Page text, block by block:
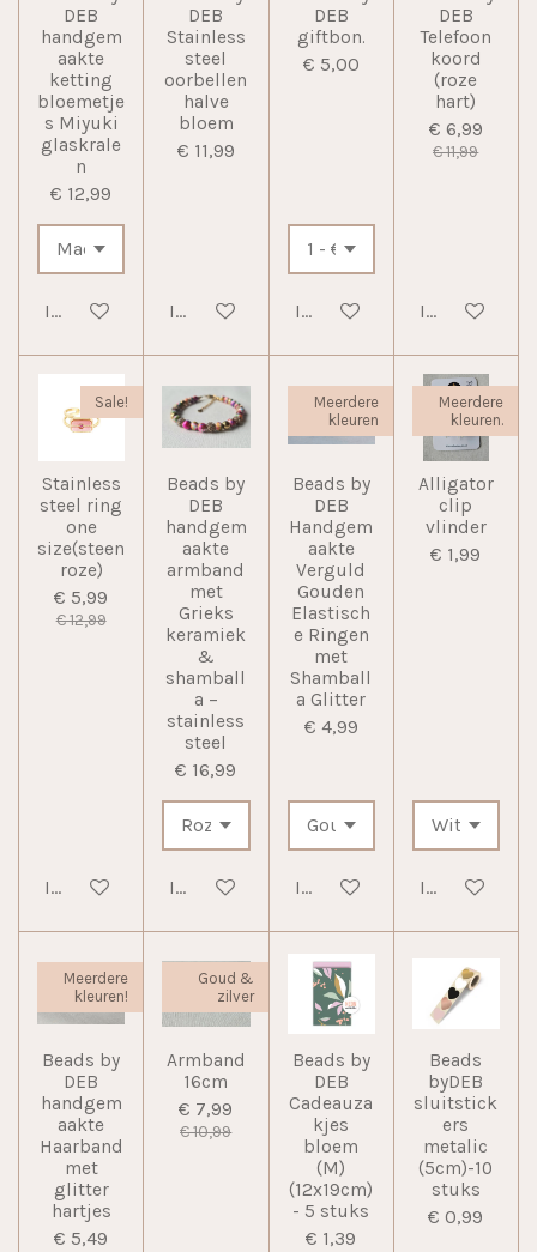
DEB
handgem
aakte
ketting
bloemetje
s Miyuki
glaskrale
n
€ 12,99
In winkelwagen
DEB
Stainless
steel
oorbellen
halve
bloem
€ 11,99
In winkelwagen
DEB
giftbon.
€ 5,00
In winkelwagen
DEB
Telefoon
koord
(roze
hart)
€ 6,99
€ 11,99
In
Sale!
Stainless
steel ring
one
size(steen
roze)
€ 5,99
€ 12,99
In winkelwagen
Beads by
DEB
handgem
aakte
armband
met
Grieks
keramiek
&
shamball
a –
stainless
steel
€ 16,99
In winkelwagen
Meerdere
kleuren
Beads by
DEB
Handgem
aakte
Verguld
Gouden
Elastisch
e Ringen
met
Shamball
a Glitter
€ 4,99
In winkelwagen
Meerdere
kleuren.
Alligator
clip
vlinder
€ 1,99
In
Meerdere
kleuren!
Beads by
DEB
handgem
aakte
Haarband
met
glitter
hartjes
€ 5,49
Goud &
zilver
Armband
16cm
€ 7,99
€ 10,99
Beads by
DEB
Cadeauza
kjes
bloem
(M)
(12x19cm)
- 5 stuks
€ 1,39
Beads
byDEB
sluitstick
ers
metalic
(5cm)-10
stuks
€ 0,99